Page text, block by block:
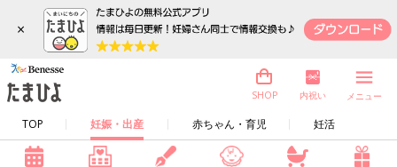
×
TOP 妊娠・出産 赤ちゃん・育児 妊活
SHOP 内祝い メニュー